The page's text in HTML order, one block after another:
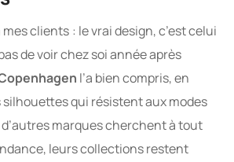
clients : le vrai design, c’est celui
de voir chez soi année après
l’a bien compris, en
qui résistent aux modes
marques cherchent à tout
leurs collections restent